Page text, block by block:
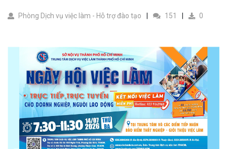
Phòng Dịch vụ việc làm - Hỗ trợ đào tạo 151 0